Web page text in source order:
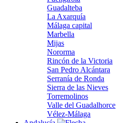
Guadalteba
La Axarquía
Málaga capital
Marbella
Mijas
Nororma
Rincón de la Victoria
San Pedro Alcántara
Serranía de Ronda
Sierra de las Nieves
Torremolinos
Valle del Guadalhorce
Vélez-Málaga